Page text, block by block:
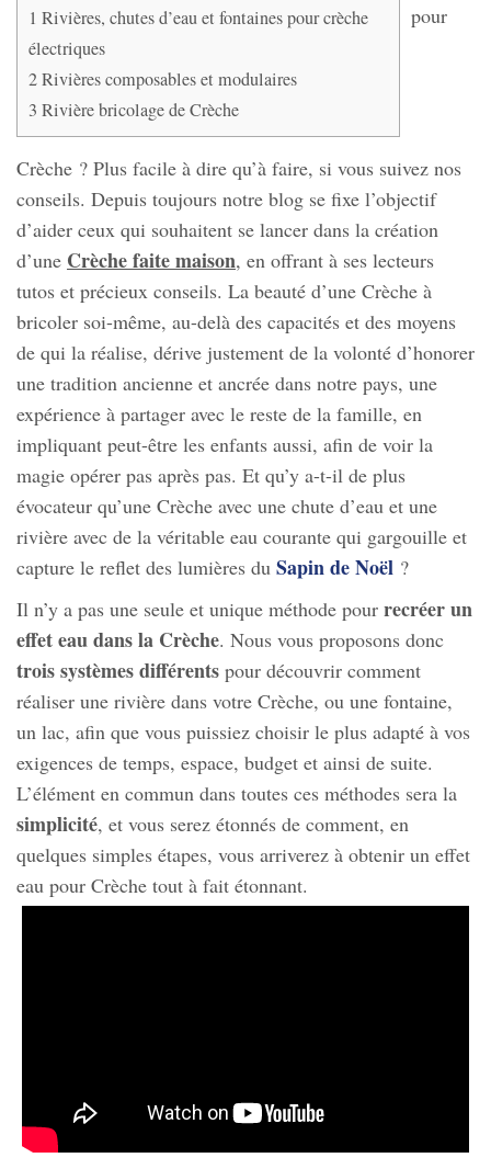
1 Rivières, chutes d’eau et fontaines pour crèche
électriques
2Rivières composables et modulaires
3 Rivière bricolage de Crèche
pour
Crèche ? Plus facile à dire qu’à faire, si vous suivez nos
conseils. Depuis toujours notre blog se fixe l’objectif
d’aider ceux qui souhaitent se lancer dans la création
d’une Crèche faite maison, en offrant à ses lecteurs
tutos et précieux conseils. La beauté d’une Crèche à
bricoler soi-même, au-delà des capacités et des moyens
de qui la réalise, dérive justement de la volonté d’honorer
une tradition ancienne et ancrée dans notre pays, une
expérience à partager avec le reste de la famille, en
impliquant peut-être les enfants aussi, afin de voir la
magie opérer pas après pas. Et qu’y a-t-il de plus
évocateur qu’une Crèche avec une chute d’eau et une
rivière avec de la véritable eau courante qui gargouille et
capture le reflet des lumières du Sapin de Noël ?
Il n’y a pas une seule et unique méthode pour recréer un
effet eau dans la Crèche. Nous vous proposons donc
trois systèmes différents pour découvrir comment
réaliser une rivière dans votre Crèche, ou une fontaine,
un lac, afin que vous puissiez choisir le plus adapté à vos
exigences de temps, espace, budget et ainsi de suite.
L’élément en commun dans toutes ces méthodes sera la
simplicité, et vous serez étonnés de comment, en
quelques simples étapes, vous arriverez à obtenir un effet
eau pour Crèche tout à fait étonnant.